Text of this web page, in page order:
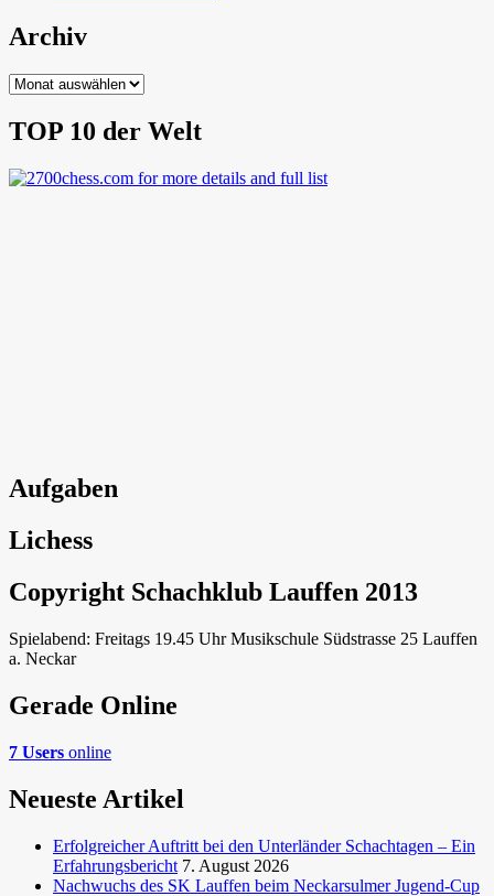
Archiv
Archiv
TOP 10 der Welt
Aufgaben
Lichess
Copyright Schachklub Lauffen 2013
Spielabend: Freitags 19.45 Uhr Musikschule Südstrasse 25 Lauffen
a. Neckar
Gerade Online
7 Users online
Neueste Artikel
Erfolgreicher Auftritt bei den Unterländer Schachtagen – Ein
Erfahrungsbericht 7. August 2026
Nachwuchs des SK Lauffen beim Neckarsulmer Jugend-Cup